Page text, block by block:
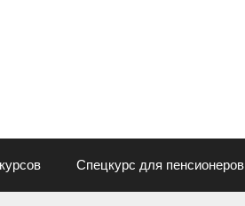
Спецкурс для пенсионеров